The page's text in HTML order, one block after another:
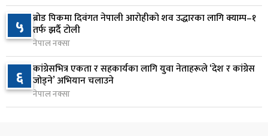
९ राप्रपाको निर्णय: बागमती प्रदेश सरकारमा सहभागी नहुने
१५ घण्टा अघि
१०
२५० रुपैयाँको सामान किन्दा कञ्चनपुरका उपभोक्ताले
जिते १० लाख
१५ घण्टा अघि
५ ब्रोड पिकमा दिवंगत नेपाली आरोहीको शव उद्धारका लागि क्याम्प–१
तर्फ झर्दै टोली
नेपाल नक्सा
६ कांग्रेसभित्र एकता र सहकार्यका लागि युवा नेताहरूले ‘देश र कांग्रेस
जोड्ने’ अभियान चलाउने
नेपाल नक्सा